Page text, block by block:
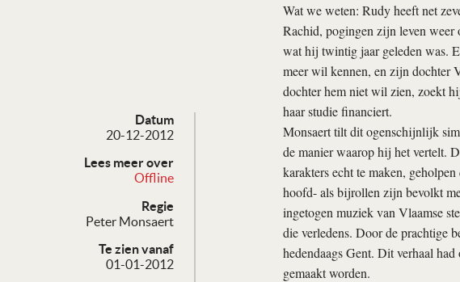
Datum
20-12-2012
Lees meer over
Offline
Regie
Peter Monsaert
Te zien vanaf
01-01-2012
Wat we weten: Rudy heeft net
Rachid, pogingen zijn leven
wat hij twintig jaar geleden was.
meer wil kennen, en zijn dochter
dochter hem niet wil zien, zoekt
haar studie financiert.
Monsaert tilt dit ogenschijnlijk
de manier waarop hij het vertelt.
karakters echt te maken,
hoofd- als bijrollen zijn bevolkt
ingetogen muziek van Vlaamse
die verledens. Door de prachtige
hedendaags Gent. Dit verhaal
gemaakt worden.